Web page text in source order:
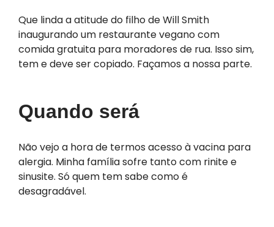
Que linda a atitude do filho de Will Smith
inaugurando um restaurante vegano com
comida gratuita para moradores de rua. Isso sim,
tem e deve ser copiado. Façamos a nossa parte.
Quando será
Não vejo a hora de termos acesso à vacina para
alergia. Minha família sofre tanto com rinite e
sinusite. Só quem tem sabe como é
desagradável.